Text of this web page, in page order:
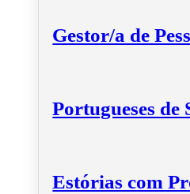
Gestor/a de
Portugueses de
Estórias com